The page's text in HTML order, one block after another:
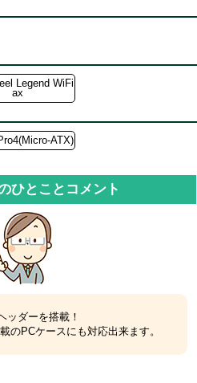
Legend WiFi
ax
ATX)
ひとことコメント
ッダーを搭載！
のPCケースにも対応出来ます。